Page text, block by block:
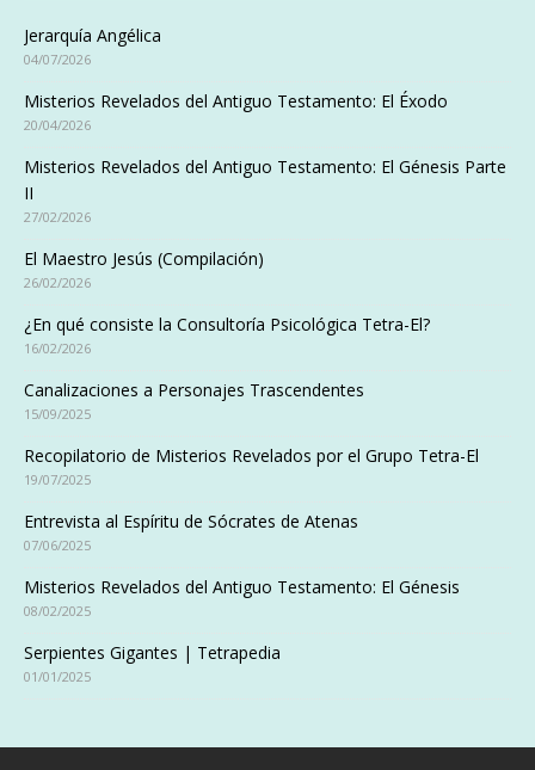
Jerarquía Angélica
04/07/2026
Misterios Revelados del Antiguo Testamento: El Éxodo
20/04/2026
Misterios Revelados del Antiguo Testamento: El Génesis Parte
II
27/02/2026
El Maestro Jesús (Compilación)
26/02/2026
¿En qué consiste la Consultoría Psicológica Tetra-El?
16/02/2026
Canalizaciones a Personajes Trascendentes
15/09/2025
Recopilatorio de Misterios Revelados por el Grupo Tetra-El
19/07/2025
Entrevista al Espíritu de Sócrates de Atenas
07/06/2025
Misterios Revelados del Antiguo Testamento: El Génesis
08/02/2025
Serpientes Gigantes | Tetrapedia
01/01/2025